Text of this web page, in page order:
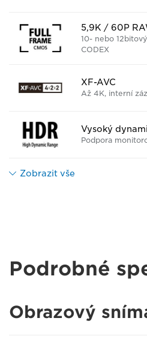
5,9K / 60P
10- nebo
CODEX
XF-AVC
Až 4K, interní
Vysoký
Podpora
Zobrazit vše
Podrobné
Obrazový